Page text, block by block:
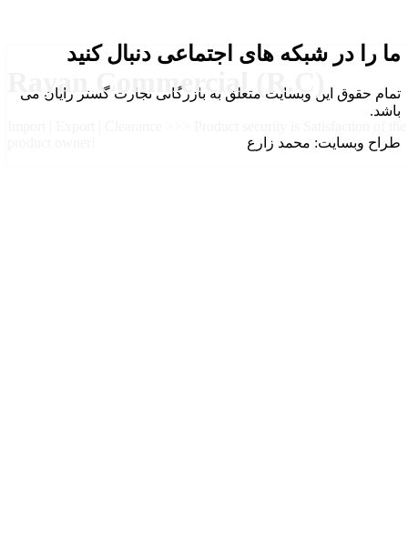
Rayan Commercial (R.C)
ما را در شبکه های اجتماعی دنبال کنید
تمام حقوق این وبسایت متعلق به بازرگانی تجارت گستر رایان می
باشد.
طراح وبسایت: محمد زارع